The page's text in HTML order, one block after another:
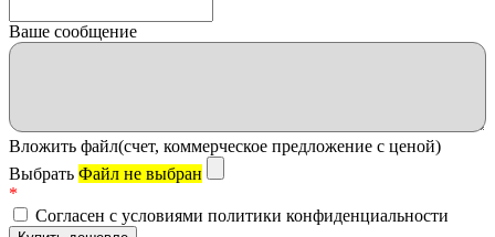
Ваше сообщение
Вложить файл(счет, коммерческое предложение с ценой)
Выбрать Файл не выбран
*
Согласен с условиями политики конфиденциальности